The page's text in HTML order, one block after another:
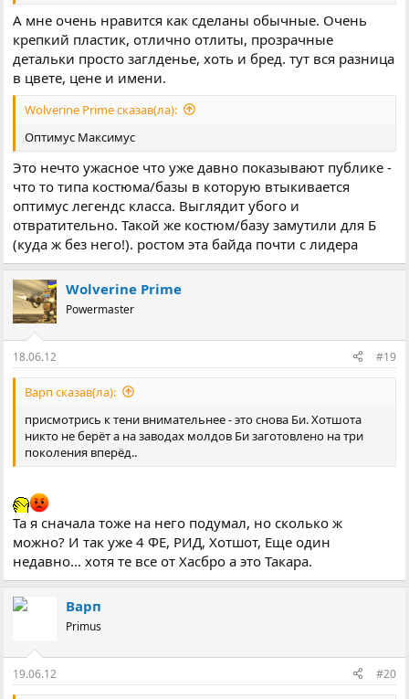
А мне очень нравится как сделаны обычные. Очень
крепкий пластик, отлично отлиты, прозрачные
детальки просто заглденье, хоть и бред. тут вся разница
в цвете, цене и имени.
Wolverine Prime сказав(ла):
Оптимус Максимус
Это нечто ужасное что уже давно показывают публике -
что то типа костюма/базы в которую втыкивается
оптимус легендс класса. Выглядит убого и
отвратительно. Такой же костюм/базу замутили для Б
(куда ж без него!). ростом эта байда почти с лидера
Wolverine Prime
Powermaster
18.06.12 #19
Варп сказав(ла):
присмотрись к тени внимательнее - это снова Би. Хотшота
никто не берёт а на заводах молдов Би заготовлено на три
поколения вперёд..
Та я сначала тоже на него подумал, но сколько ж
можно? И так уже 4 ФЕ, РИД, Хотшот, Еще один
недавно... хотя те все от Хасбро а это Такара.
Варп
Primus
19.06.12 #20